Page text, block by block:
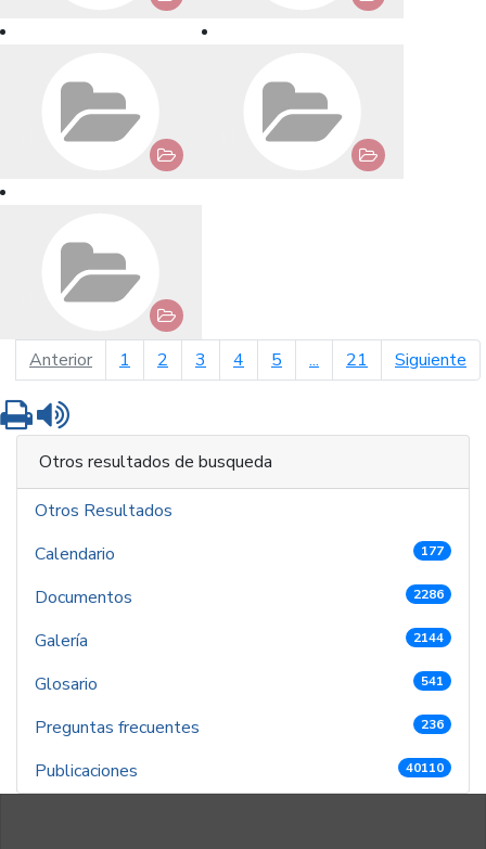
Anteriorpágina anterior
1 2 3 4 5 ... 21 Siguiente
Imprimir
Otros resultados de busqueda
Otros Resultados
Calendario
177
Documentos 2286
Galería 2144
Glosario 541
Preguntas frecuentes 236
Publicaciones 40110